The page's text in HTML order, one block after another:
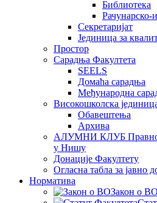
Библиотека
Секретаријат
Јединица за
Простор
Сарадња Факултета
SEELS
Домаћа сарадња
Међународна
Високошколска
Обавештења
Архива
АЛУМНИ КЛУБ Правног
у Нишу
Донације Факултету
Огласна табла за јавно
Норматива
Закон о ВО